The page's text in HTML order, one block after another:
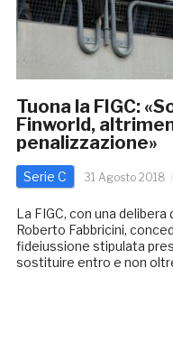
Tuona la FIGC:
Finworld,
penalizzazione»
Serie C 31 Agosto 2018
La FIGC, con una
Roberto Fabbricini,
fideiussione stipulata
sostituire entro e non